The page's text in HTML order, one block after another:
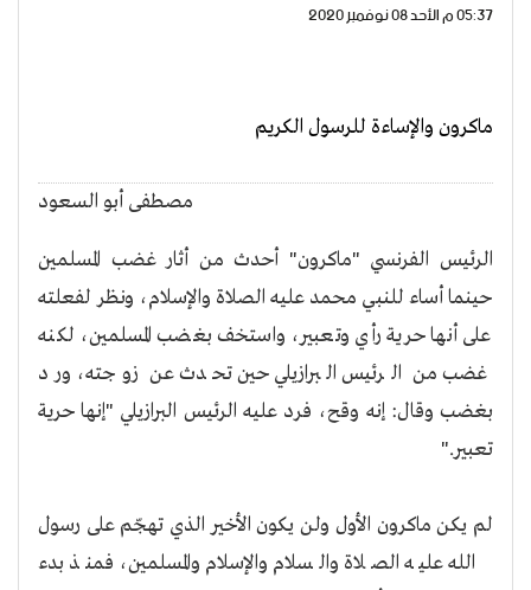
05:37 م الأحد 08 نوفمبر 2020
ماكرون والإساءة للرسول الكريم
مصطفى أبو السعود
الرئيس الفرنسي "ماكرون" أحدث من أثار غضب المسلمين
حينما أساء للنبي محمد عليه الصلاة والإسلام، ونظر لفعلته
على أنها حرية رأي وتعبير، واستخف بغضب المسلمين، لكنه
غضب من الرئيس البرازيلي حين تحدث عن زوجته، ورد
بغضب وقال: إنه وقح، فرد عليه الرئيس البرازيلي "إنها حرية
تعبير".
لم يكن ماكرون الأول ولن يكون الأخير الذي تهجّم على رسول
الله عليه الصلاة والسلام والإسلام والمسلمين، فمنذ بدء